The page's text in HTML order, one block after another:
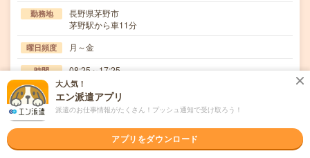
勤務地
長野県茅野市
茅野駅から車11分
曜日頻度 月～金
時間 08:25～17:25
期間 長期でお仕事できる方、大歓迎！
時給 時給1180円
交通費規定内支給
大人気！
エン派遣アプリ
派遣のお仕事情報がたくさん！プッシュ通知で受け取ろう！
アプリをダウンロード